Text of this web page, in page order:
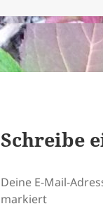
Schreibe
Deine E-Mail-
markiert